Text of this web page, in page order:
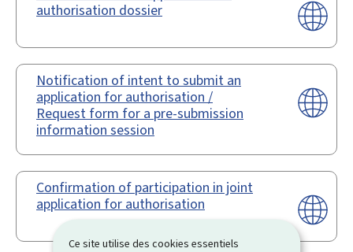
Ce site utilise des cookies essentiels
authorisation dossier
Notification of intent to submit an
application for authorisation /
Request form for a pre-submission
information session
Confirmation of participation in joint
application for authorisation